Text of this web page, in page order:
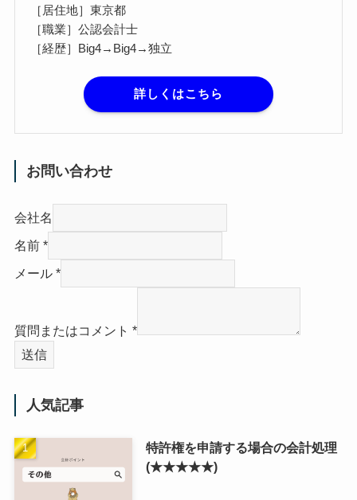
［居住地］東京都
［職業］公認会計士
［経歴］Big4→Big4→独立
詳しくはこちら
お問い合わせ
会社名
名前 *
メール *
質問またはコメント *
送信
人気記事
特許権を申請する場合の会計処理
(★★★★★)